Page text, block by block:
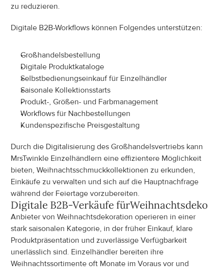
zu reduzieren.
Digitale B2B-Workflows können Folgendes unterstützen:
Großhandelsbestellung
Digitale Produktkataloge
Selbstbedienungseinkauf für Einzelhändler
Saisonale Kollektionsstarts
Produkt-, Größen- und Farbmanagement
Workflows für Nachbestellungen
Kundenspezifische Preisgestaltung
Durch die Digitalisierung des Großhandelsvertriebs kann
MrsTwinkle Einzelhändlern eine effizientere Möglichkeit
bieten, Weihnachtsschmuckkollektionen zu erkunden,
Einkäufe zu verwalten und sich auf die Hauptnachfrage
während der Feiertage vorzubereiten.
Digitale B2B-Verkäufe für
Anbieter von Weihnachtsdekoration operieren in einer
stark saisonalen Kategorie, in der früher Einkauf, klare
Produktpräsentation und zuverlässige Verfügbarkeit
unerlässlich sind. Einzelhändler bereiten ihre
Weihnachtssortimente oft Monate im Voraus vor und